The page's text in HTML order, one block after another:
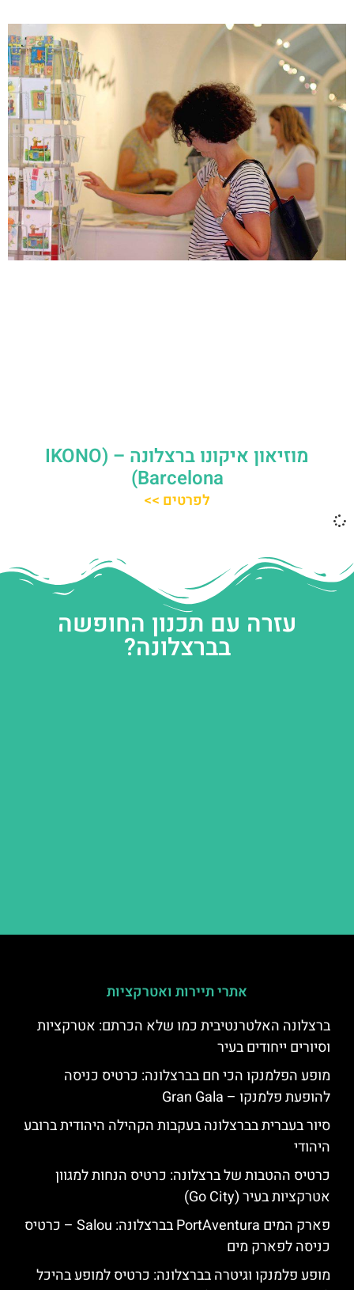
מוזיאון איקונו ברצלונה – (IKONO
Barcelona)
לפרטים >>
עזרה עם תכנון החופשה
בברצלונה?
אתרי תיירות ואטרקציות
ברצלונה האלטרנטיבית כמו שלא הכרתם: אטרקציות
וסיורים ייחודים בעיר
מופע הפלמנקו הכי חם בברצלונה: כרטיס כניסה
להופעת פלמנקו – Gran Gala
סיור בעברית בברצלונה בעקבות הקהילה היהודית ברובע
היהודי
כרטיס ההטבות של ברצלונה: כרטיס הנחות למגוון
אטרקציות בעיר (Go City)
פארק המים PortAventura בברצלונה: Salou – כרטיס
כניסה לפארק מים
מופע פלמנקו וגיטרה בברצלונה: כרטיס למופע בהיכל